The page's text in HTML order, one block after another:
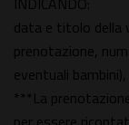
data e titolo della
prenotazione,
eventuali
***La